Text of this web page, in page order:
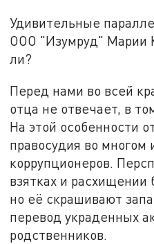
Удивительные
ООО "Изумруд" Марии
ли?
Перед нами во всей
отца не отвечает, в
На этой особенности
правосудия во
коррупционеров.
взятках и
но её скрашивают
перевод украденных
родственников.